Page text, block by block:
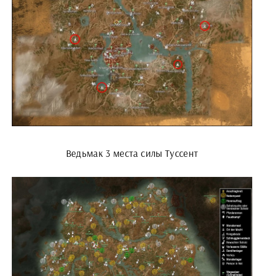
Ведьмак 3 места силы Туссент